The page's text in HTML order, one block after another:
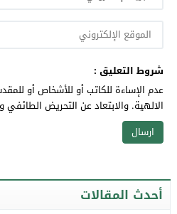
شروط التعليق :
عدم الإساءة للكاتب أو للأشخاص أو
الالهية. والابتعاد عن التحريض الطائفي
أحدث المقالات